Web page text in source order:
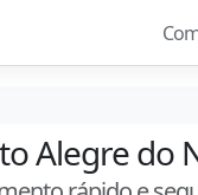
Alegre do